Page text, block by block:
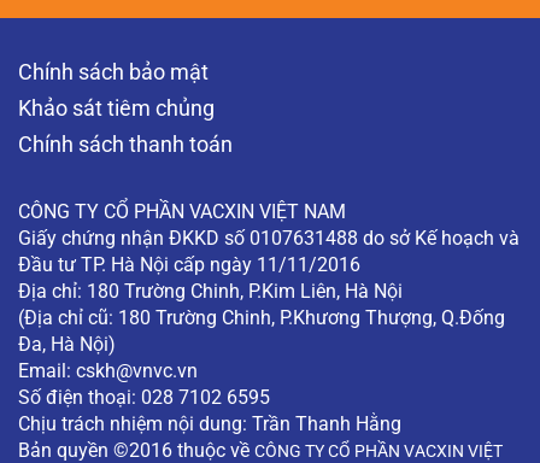
Chính sách bảo mật
Khảo sát tiêm chủng
Chính sách thanh toán
CÔNG TY CỔ PHẦN VACXIN VIỆT NAM
Giấy chứng nhận ĐKKD số 0107631488 do sở Kế hoạch và
Đầu tư TP. Hà Nội cấp ngày 11/11/2016
Địa chỉ: 180 Trường Chinh, P.Kim Liên, Hà Nội
(Địa chỉ cũ: 180 Trường Chinh, P.Khương Thượng, Q.Đống
Đa, Hà Nội)
Email: cskh@vnvc.vn
Số điện thoại: 028 7102 6595
Chịu trách nhiệm nội dung: Trần Thanh Hằng
Bản quyền ©2016 thuộc về CÔNG TY CỔ PHẦN VACXIN VIỆT